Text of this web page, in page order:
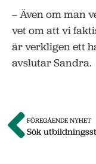
– Även om man
vet om att vi
är verkligen ett
avslutar Sandra.
FÖREGÅENDE NYHET